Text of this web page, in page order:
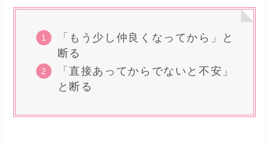
「もう少し仲良くなってから」と
断る
「直接あってからでないと不安」
と断る